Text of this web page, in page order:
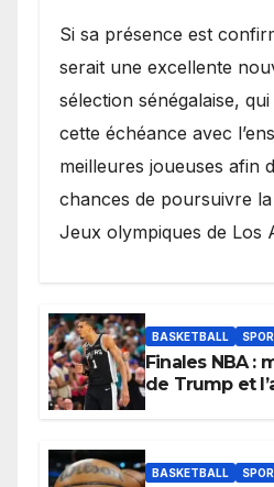
Si sa présence est
serait une excellente
sélection sénégalaise,
cette échéance avec
meilleures joueuses afin
chances de poursuivre
Jeux olympiques de Los
BASKETBALL
Finales NBA :
de Trump et
BASKETBALL